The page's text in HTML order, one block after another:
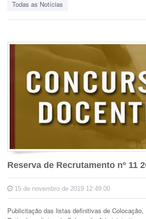
Todas as Notícias
Reserva de Recrutamento nº 11
15 de novembro de 2019 12:49:00
Publicitação das listas definitivas de Colocação,